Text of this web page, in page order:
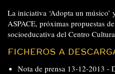
La iniciativa ‘Adopta un
ASPACE, próximas propuestas
socioeducativa del Centro
FICHEROS A
Nota de prensa 13-12-2013 -